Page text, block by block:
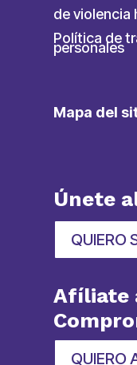
de violencia
Política de
personales
Mapa del
Únete
QUIERO
Afíliate
QUIERO